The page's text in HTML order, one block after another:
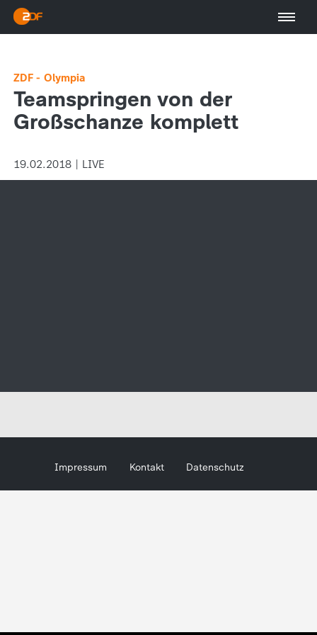
ZDF - Olympia
Teamspringen von der
Großschanze komplett
19.02.2018 | LIVE
Impressum Kontakt Datenschutz